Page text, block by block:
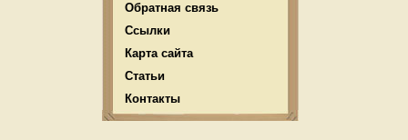
Обратная связь
Ссылки
Карта сайта
Статьи
Контакты